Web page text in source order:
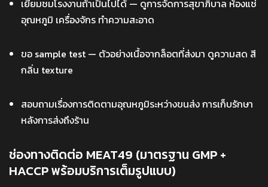
เยี่ยมชมโรงงานถ้าเป็นไปได้ — ดูการจัดการสุขาภิบาล ห้องแช่
อุณหภูมิ เครื่องจักร ทำความสะอาด
ขอ sample test — ตัวอย่างเนื้อจากล็อตที่ส่งมา ดูความสด สี
กลิ่น texture
สอบถามเรื่องการติดตามอุณหภูมิระหว่างขนส่ง การเก็บรักษา
หลังการส่งถึงร้าน
ช่องทางติดต่อ MEAT49 (มาตรฐาน GMP +
HACCP พร้อมบริการเต็มรูปแบบ)